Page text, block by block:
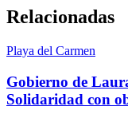
Relacionadas
Playa del Carmen
Gobierno de
Solidaridad con